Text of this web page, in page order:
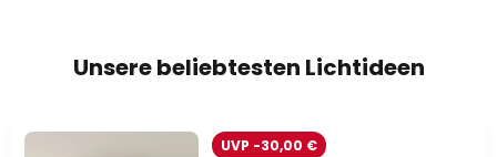
Unsere beliebtesten Lichtideen
UVP -30,00 €